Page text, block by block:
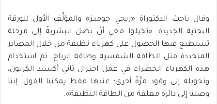
وقال باحث الدكتوراة «ريجي جوميـز» والمؤلِّف الأول للورقة
البحثية الجديدة: «تخيلوا معي أنْ تصلَ البشريةُ إلى مرحلة
تستطيع فيها الحصول على كهرباء نظيفة من خلال المصادر
المتجددة مثل الطاقة الشمسية وطاقة الرياح، ثم استخدام
هذه الكهرباء الخضراء في عمل اختـزال ثاني أكسيد الكربون،
وتحويله إلى وقود مرَّةً أخرى؛ عندها فقط يمكننا القول: إننا
وصلنا إلى دائرة مغلقة من الطاقة النظيفة».